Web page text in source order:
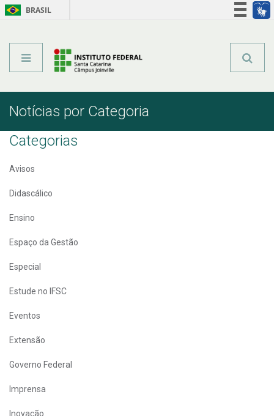
BRASIL
Notícias por Categoria
Categorias
Avisos
Didascálico
Ensino
Espaço da Gestão
Especial
Estude no IFSC
Eventos
Extensão
Governo Federal
Imprensa
Inovação